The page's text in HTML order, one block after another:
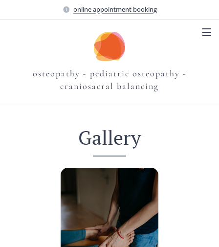
online appointment booking
osteopathy - pediatric osteopathy -
craniosacral balancing
Gallery